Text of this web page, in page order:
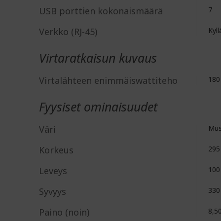
USB porttien kokonaismäärä 7
Verkko (RJ-45)
Virtaratkaisun kuvaus
Virtalähteen enimmäiswattiteho
Fyysiset ominaisuudet
Väri
Korkeus
Leveys
Syvyys
Paino (noin)